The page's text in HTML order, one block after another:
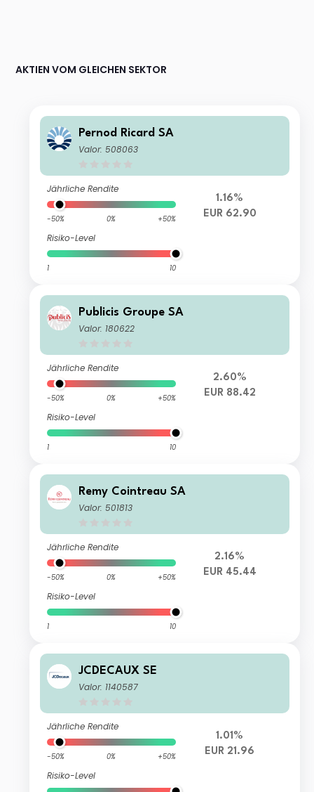
AKTIEN VOM GLEICHEN SEKTOR
Pernod Ricard SA
Valor: 508063
Jährliche Rendite
-50% 0% +50%
Risiko-Level
1 10
1.16%
EUR 62.90
Publicis Groupe SA
Valor: 180622
Jährliche Rendite
-50% 0% +50%
Risiko-Level
1 10
2.60%
EUR 88.42
Remy Cointreau SA
Valor: 501813
Jährliche Rendite
-50% 0% +50%
Risiko-Level
1 10
2.16%
EUR 45.44
JCDECAUX SE
Valor: 1140587
Jährliche Rendite
-50% 0% +50%
Risiko-Level
1.01%
EUR 21.96